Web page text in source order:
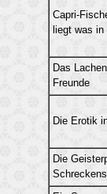
Capri-
liegt was in
Das
Freunde
Die Erotik
Die